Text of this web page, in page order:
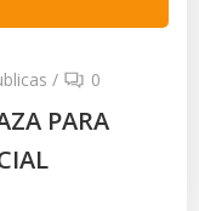
/ 0
PARA